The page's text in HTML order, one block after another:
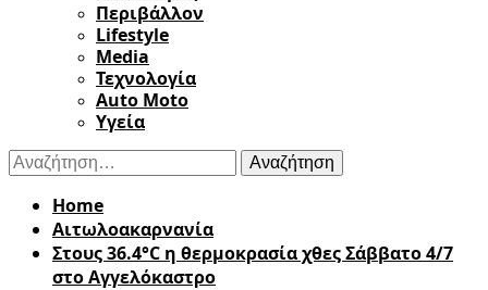
Περιβάλλον
Lifestyle
Media
Τεχνολογία
Auto Moto
Υγεία
Αναζήτηση
για:
Home
Αιτωλοακαρνανία
Στους 36.4°C η θερμοκρασία χθες Σάββατο 4/7
στο Αγγελόκαστρο